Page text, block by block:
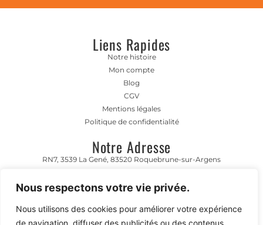
Nous respectons votre vie privée.
Nous utilisons des cookies pour améliorer votre expérience
de navigation, diffuser des publicités ou des contenus
Liens Rapides
Notre histoire
Mon compte
Blog
CGV
Mentions légales
Politique de confidentialité
Notre Adresse
RN7, 3539 La Gené, 83520 Roquebrune-sur-Argens
Horaire D'ouverture